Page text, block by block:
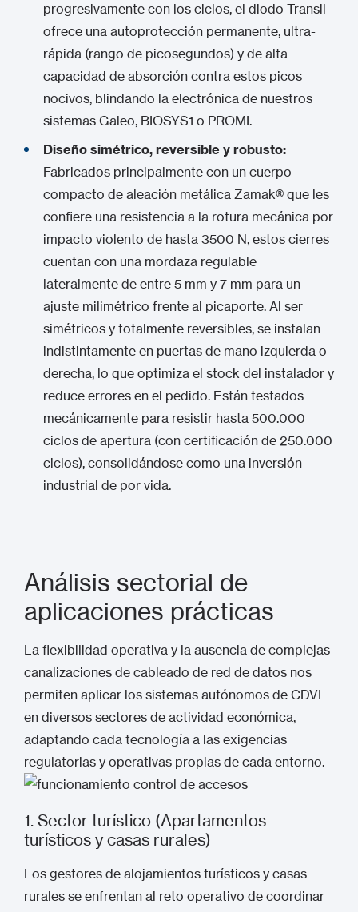
progresivamente con los ciclos, el diodo Transil
ofrece una autoprotección permanente, ultra-
rápida (rango de picosegundos) y de alta
capacidad de absorción contra estos picos
nocivos, blindando la electrónica de nuestros
sistemas Galeo, BIOSYS1 o PROMI.
Diseño simétrico, reversible y robusto:
Fabricados principalmente con un cuerpo
compacto de aleación metálica Zamak® que les
confiere una resistencia a la rotura mecánica por
impacto violento de hasta 3500 N, estos cierres
cuentan con una mordaza regulable
lateralmente de entre 5 mm y 7 mm para un
ajuste milimétrico frente al picaporte. Al ser
simétricos y totalmente reversibles, se instalan
indistintamente en puertas de mano izquierda o
derecha, lo que optimiza el stock del instalador y
reduce errores en el pedido. Están testados
mecánicamente para resistir hasta 500.000
ciclos de apertura (con certificación de 250.000
ciclos), consolidándose como una inversión
industrial de por vida.
Análisis sectorial de
aplicaciones prácticas
La flexibilidad operativa y la ausencia de complejas
canalizaciones de cableado de red de datos nos
permiten aplicar los sistemas autónomos de CDVI
en diversos sectores de actividad económica,
adaptando cada tecnología a las exigencias
regulatorias y operativas propias de cada entorno.
1. Sector turístico (Apartamentos
turísticos y casas rurales)
Los gestores de alojamientos turísticos y casas
rurales se enfrentan al reto operativo de coordinar